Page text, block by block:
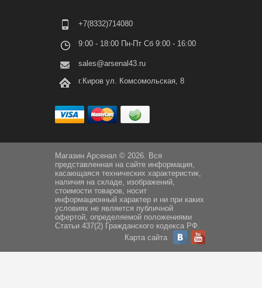
+7(8332)714080
9:00 - 18:00 Пн-Пт Сб 9:00 - 16:00
sales@arsenal43.ru
г.Киров ул. Комсомольская, 8
Магазин Арсенал © 2026. Вся
представленная на сайте информация,
касающаяся технических характеристик,
наличия на складе, изображений,
стоимости товаров, носит
информационный характер и ни при каких
условиях не является публичной
офертой, определяемой положениями
Статьи 437(2) Гражданского кодекса РФ.
Карта сайта